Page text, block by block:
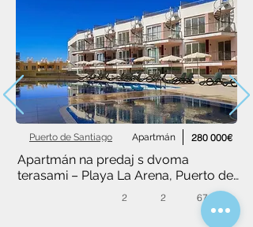
Apartmán
Puerto de Santiago 280 000€
Apartmán na predaj s dvoma
terasami – Playa La Arena, Puerto de
2 2 67 m²